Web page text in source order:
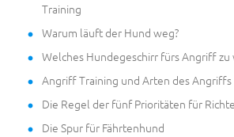
Training
Warum läuft der Hund weg?
Welches Hundegeschirr fürs Angriff zu
Angriff Training und Arten des Angriffs
Die Regel der fünf Prioritäten für
Die Spur für Fährtenhund